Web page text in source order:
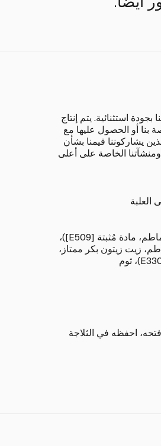
استثنائية. يتم إنتاج
بنا أو الحصول عليها مع
يشاركوننا قيمنا بشأن
الخاصة على أعلى
العلبة
طماطم (طماطم مكعبة، عصير طماطم، مادة مُثبتة [E509])،
زيت زيتون بكر ممتاز،
احفظه في الثلاجة